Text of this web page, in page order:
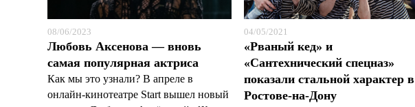
08/06/2023
Любовь Аксенова — вновь
самая популярная актриса
Как мы это узнали? В апреле в
онлайн-кинотеатре Start вышел новый
04/05/2021
«Рваный кед» и
«Сантехнический спецназ»
показали стальной характер в
Ростове-на-Дону